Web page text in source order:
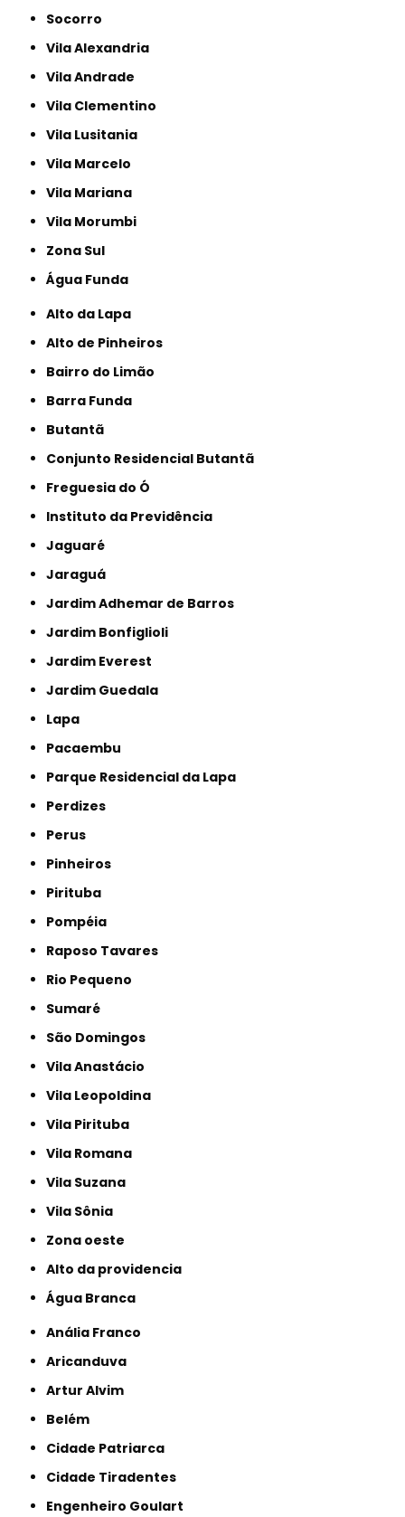
Socorro
Vila Alexandria
Vila Andrade
Vila Clementino
Vila Lusitania
Vila Marcelo
Vila Mariana
Vila Morumbi
Zona Sul
Água Funda
Alto da Lapa
Alto de Pinheiros
Bairro do Limão
Barra Funda
Butantã
Conjunto Residencial Butantã
Freguesia do Ó
Instituto da Previdência
Jaguaré
Jaraguá
Jardim Adhemar de Barros
Jardim Bonfiglioli
Jardim Everest
Jardim Guedala
Lapa
Pacaembu
Parque Residencial da Lapa
Perdizes
Perus
Pinheiros
Pirituba
Pompéia
Raposo Tavares
Rio Pequeno
Sumaré
São Domingos
Vila Anastácio
Vila Leopoldina
Vila Pirituba
Vila Romana
Vila Suzana
Vila Sônia
Zona oeste
alto da providencia
Água Branca
Anália Franco
Aricanduva
Artur Alvim
Belém
Cidade Patriarca
Cidade Tiradentes
Engenheiro Goulart